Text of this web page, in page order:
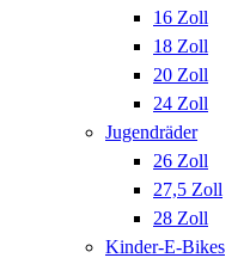
16 Zoll
18 Zoll
20 Zoll
24 Zoll
Jugendräder
26 Zoll
27,5 Zoll
28 Zoll
Kinder-E-Bikes